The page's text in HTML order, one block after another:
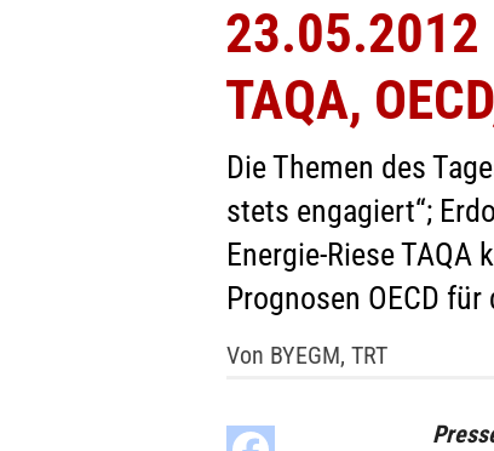
23.05.2012
TAQA,
Die Themen des
stets engagiert“;
Energie-Riese
Prognosen OECD
Von BYEGM, TRT